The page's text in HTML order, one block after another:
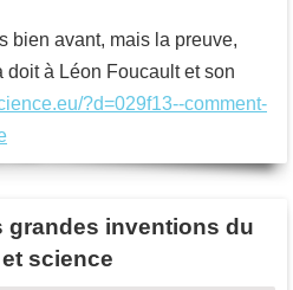
bien avant, mais la preuve,
doit à Léon Foucault et son
?d=029f13--comment-
grandes inventions du
science